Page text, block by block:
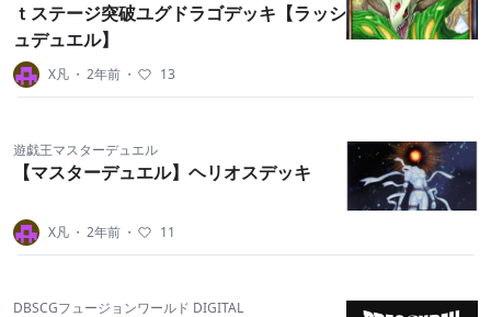
ｔステージ突破ユグドラゴデッキ【ラッシ
ュデュエル】
X凡 ・ 2年前 ・ 13
遊戯王マスターデュエル
【マスターデュエル】ヘリオスデッキ
X凡 ・ 2年前 ・ 11
DBSCGフュージョンワールド DIGITAL